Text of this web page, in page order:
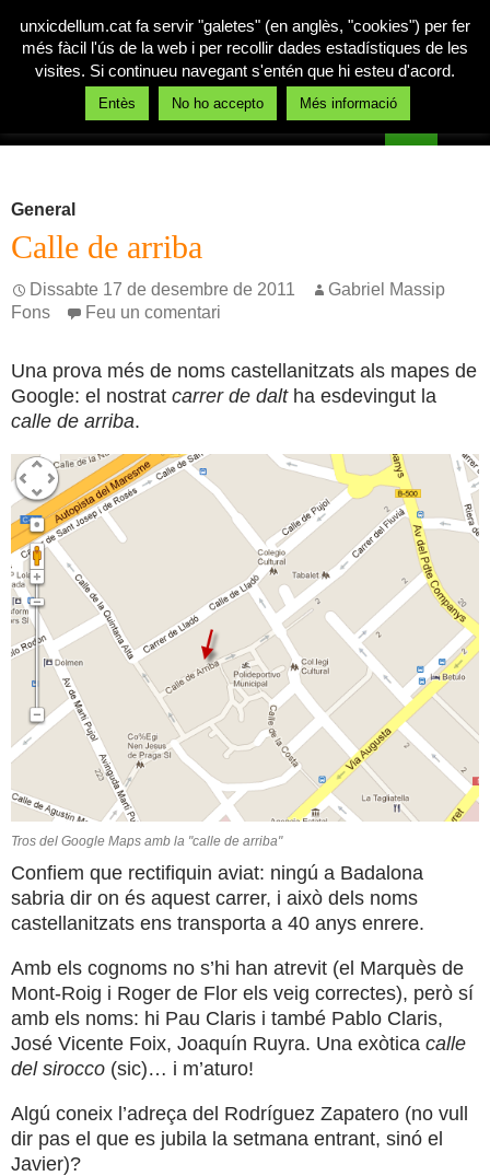
Un xic de llum
General
Calle de arriba
Dissabte 17 de desembre de 2011
Gabriel Massip
Fons
Feu un comentari
Una prova més de noms castellanitzats als mapes de
Google: el nostrat carrer de daltha esdevingut la
calle de arriba.
Tros del Google Maps amb la "calle de arriba"
Confiem que rectifiquin aviat: ningú a Badalona
sabria dir on és aquest carrer, i això dels noms
castellanitzats ens transporta a 40 anys enrere.
Amb els cognoms no s’hi han atrevit (el Marquès de
Mont-Roig i Roger de Flor els veig correctes), però sí
amb els noms: hi Pau Claris i també Pablo Claris,
José Vicente Foix, Joaquín Ruyra. Una exòtica calle
del sirocco (sic)… i m’aturo!
Algú coneix l’adreça del Rodríguez Zapatero (no vull
dir pas el que es jubila la setmana entrant, sinó el
Javier)?
unxicdellum.cat fa servir "galetes" (en anglès, "cookies") per fer
més fàcil l'ús de la web i per recollir dades estadístiques de les
visites. Si continueu navegant s'entén que hi esteu d'acord.
Entès No ho accepto Més informació